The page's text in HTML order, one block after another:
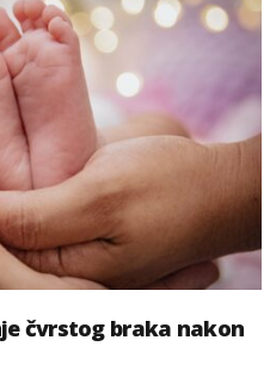
čvrstog braka nakon